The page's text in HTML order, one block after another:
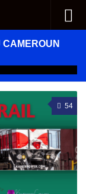
CAMEROUN
54